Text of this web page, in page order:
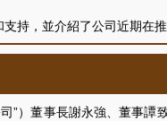
，並介紹了公司近期在
董事長謝永強、董事譚